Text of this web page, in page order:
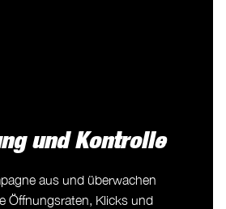
und Kontrolle
aus und überwachen
Öffnungsraten, Klicks und